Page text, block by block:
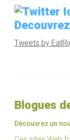
Tweets by
Blogues
Découvrez un